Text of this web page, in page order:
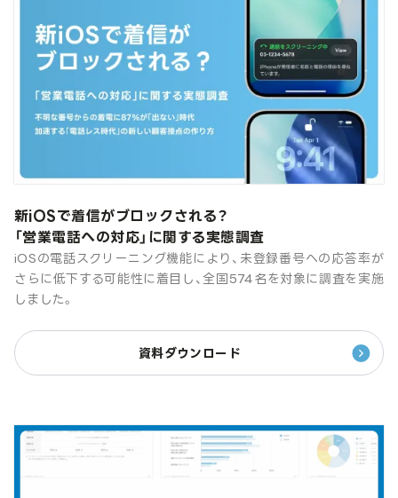
新iOSで着信がブロックされる？
「営業電話への対応」に関する実態調査
iOSの電話スクリーニング機能により、未登録番号への応答率が
さらに低下する可能性に着目し、全国574名を対象に調査を実施
しました。
資料ダウンロード